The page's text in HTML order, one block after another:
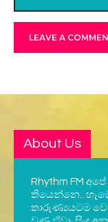
About Us
Rhythm FM
තියෙන්නෙ..
තාරුණ්‍යයටම